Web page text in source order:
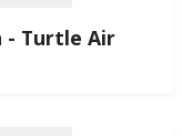
- Turtle Air